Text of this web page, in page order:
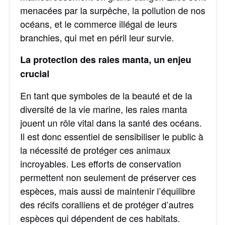
menacées par la surpêche, la pollution de nos
océans, et le commerce illégal de leurs
branchies, qui met en péril leur survie.
La protection des raies manta, un enjeu
crucial
En tant que symboles de la beauté et de la
diversité de la vie marine, les raies manta
jouent un rôle vital dans la santé des océans.
Il est donc essentiel de sensibiliser le public à
la nécessité de protéger ces animaux
incroyables. Les efforts de conservation
permettent non seulement de préserver ces
espèces, mais aussi de maintenir l’équilibre
des récifs coralliens et de protéger d’autres
espèces qui dépendent de ces habitats.